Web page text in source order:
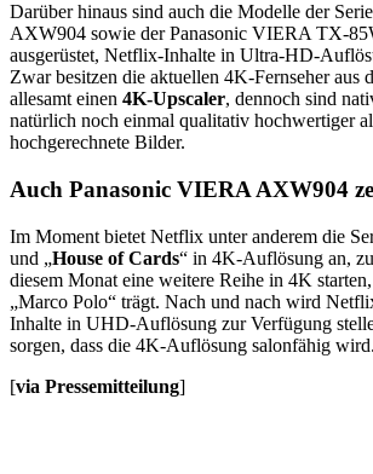
Darüber hinaus sind auch die Modelle der
AXW904 sowie der Panasonic VIERA TX-
ausgerüstet, Netflix-Inhalte in Ultra-HD-
Zwar besitzen die aktuellen 4K-Fernseher aus
allesamt einen 4K-Upscaler, dennoch sind
natürlich noch einmal qualitativ hochwertiger
hochgerechnete Bilder.
Auch Panasonic VIERA AXW904
Im Moment bietet Netflix unter anderem die
und „House of Cards“ in 4K-Auflösung an,
diesem Monat eine weitere Reihe in 4K
„Marco Polo“ trägt. Nach und nach wird
Inhalte in UHD-Auflösung zur Verfügung
sorgen, dass die 4K-Auflösung salonfähig wird.
[via Pressemitteilung]